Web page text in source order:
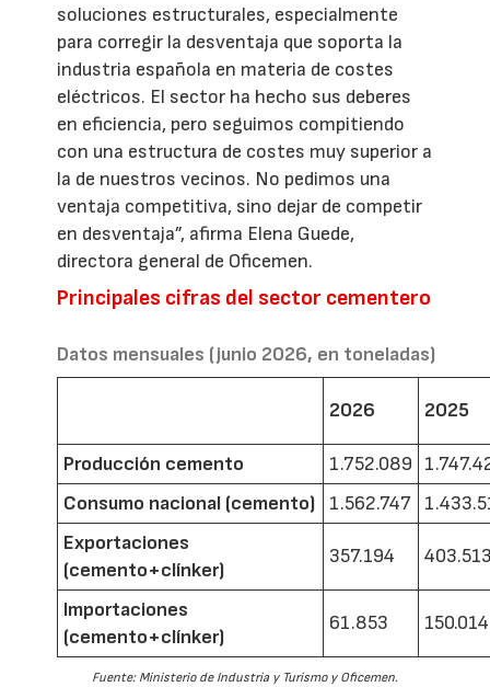
soluciones estructurales, especialmente
para corregir la desventaja que soporta la
industria española en materia de costes
eléctricos. El sector ha hecho sus deberes
en eficiencia, pero seguimos compitiendo
con una estructura de costes muy superior a
la de nuestros vecinos. No pedimos una
ventaja competitiva, sino dejar de competir
en desventaja”, afirma Elena Guede,
directora general de Oficemen.
Principales cifras del sector cementero
Datos mensuales (junio 2026, en toneladas)
2026 2025
Producción cemento 1.752.089
Consumo nacional (cemento)
1.562.747
Exportaciones
(cemento+clínker)
357.194
Importaciones
(cemento+clínker)
61.853 150.014
Fuente: Ministerio de Industria y Turismo y Oficemen.